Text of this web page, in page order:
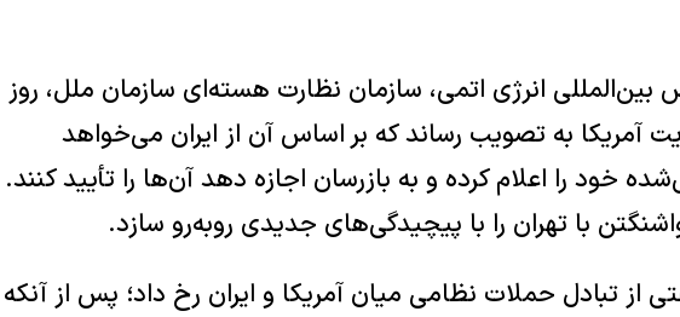
آژانس بین‌المللی انرژی اتمی، سازمان نظارت هسته‌ای سازمان ملل، روز
آمریکا به تصویب رساند که بر اساس آن از ایران می‌خواهد
خود را اعلام کرده و به بازرسان اجازه دهد آن‌ها را تأیید کنند.
با تهران را با پیچیدگی‌های جدیدی روبه‌رو سازد.
از تبادل حملات نظامی میان آمریکا و ایران رخ داد؛ پس از آنکه